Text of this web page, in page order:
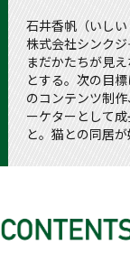
石井香帆（いしい
株式会社シンク
まだかたちが見
とする。次の目
のコンテンツ制
ーケターとして
と。猫との同居